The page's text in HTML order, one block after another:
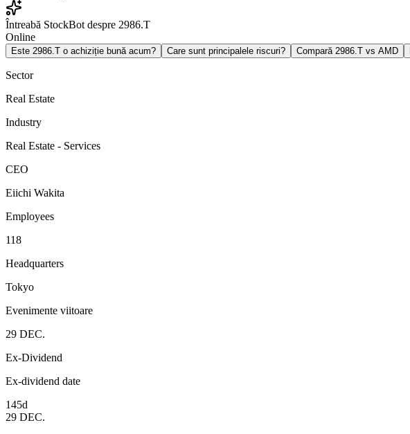
Întreabă StockBot despre 2986.T
Online
Este 2986.T o achiziție bună acum? Care sunt principalele riscuri? Compară 2986.T vs AMD
Sector
Real Estate
Industry
Real Estate - Services
CEO
Eiichi Wakita
Employees
118
Headquarters
Tokyo
Evenimente viitoare
29 DEC.
Ex-Dividend
Ex-dividend date
145d
29 DEC.